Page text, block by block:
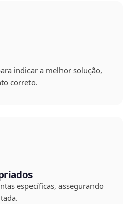
indicar a melhor solução,
correto.
específicas, assegurando